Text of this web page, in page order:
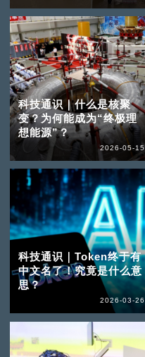
科技通识｜什么是核聚
变？为何能成为“终极理
想能源”？
2026-05-15
科技通识｜Token终于有
中文名了！究竟是什么意
思？
2026-03-26